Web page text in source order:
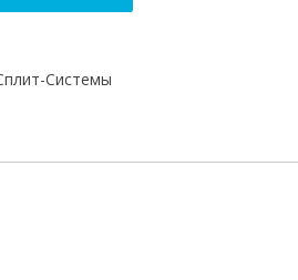
Системы